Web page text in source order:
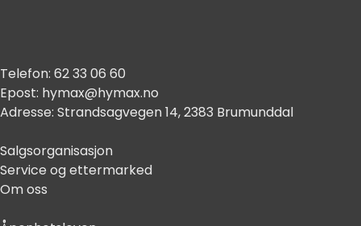
Telefon: 62 33 06 60
Epost: hymax@hymax.no
Adresse: Strandsagvegen 14, 2383 Brumunddal
Salgsorganisasjon
Service og ettermarked
Om oss